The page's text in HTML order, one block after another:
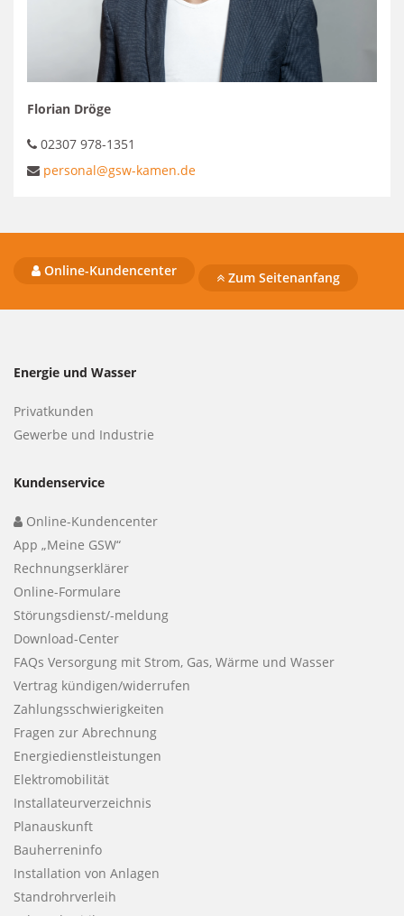
Florian Dröge
02307 978-1351
personal@gsw-kamen.de
Online-Kundencenter Zum Seitenanfang
Energie und Wasser
Privatkunden
Gewerbe und Industrie
Kundenservice
Online-Kundencenter
App „Meine GSW“
Rechnungserklärer
Online-Formulare
Störungsdienst/-meldung
Download-Center
FAQs Versorgung mit Strom, Gas, Wärme und Wasser
Vertrag kündigen/widerrufen
Zahlungsschwierigkeiten
Fragen zur Abrechnung
Energiedienstleistungen
Elektromobilität
Installateurverzeichnis
Planauskunft
Bauherreninfo
Installation von Anlagen
Standrohrverleih